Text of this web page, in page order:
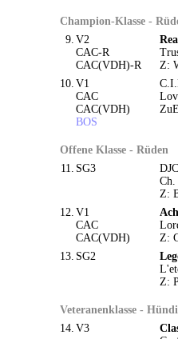
Champion-Klasse -
9. V2
CAC-R
CAC(VDH)-R
Z:
10. V1
CAC
CAC(VDH)
BOS
Offene Klasse - Rüden
11. SG3
Ch.
Z:
12. V1
CAC
CAC(VDH)
Z:
13. SG2
Z:
Veteranenklasse -
14. V3